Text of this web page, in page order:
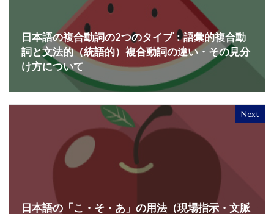
日本語の複合動詞の2つのタイプ：語彙的複合動
詞と文法的（統語的）複合動詞の違い・その見分
け方について
Next
日本語の「こ・そ・あ」の用法（現場指示・文脈